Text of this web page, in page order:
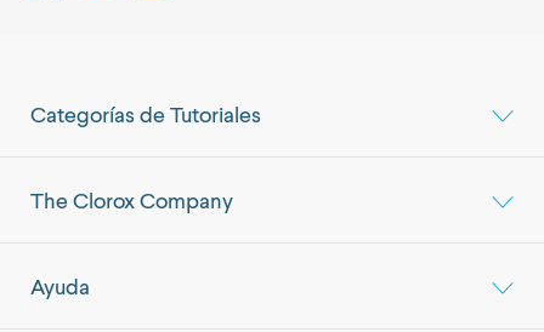
Categorías de Tutoriales
The Clorox Company
Ayuda